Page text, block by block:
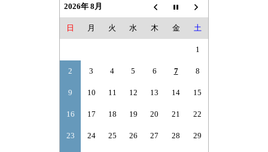
2026年 8月
日 月 火 水 木 金 土
1
2 3 4 5 6 7 8
9 10 11 12 13 14 15
16 17 18 19 20 21 22
23 24 25 26 27 28 29